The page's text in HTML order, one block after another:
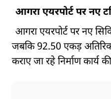
आगरा एयरपोर्ट पर नए
आगरा एयरपोर्ट पर नए
जबकि 92.50 एकड़ अतिरिक्त
कराए जा रहे निर्माण